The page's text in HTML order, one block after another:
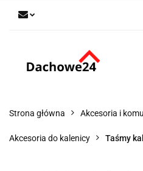
Strona główna Akcesoria i
Akcesoria do kalenicy Taśmy